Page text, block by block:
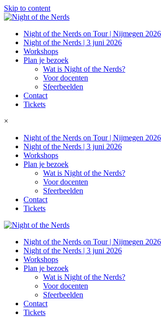
Skip to content
Night of the Nerds on Tour | Nijmegen 2026
Night of the Nerds | 3 juni 2026
Workshops
Plan je bezoek
Wat is Night of the Nerds?
Voor docenten
Sfeerbeelden
Contact
Tickets
×
Night of the Nerds on Tour | Nijmegen 2026
Night of the Nerds | 3 juni 2026
Workshops
Plan je bezoek
Wat is Night of the Nerds?
Voor docenten
Sfeerbeelden
Contact
Tickets
Night of the Nerds on Tour | Nijmegen 2026
Night of the Nerds | 3 juni 2026
Workshops
Plan je bezoek
Wat is Night of the Nerds?
Voor docenten
Sfeerbeelden
Contact
Tickets